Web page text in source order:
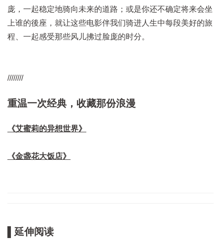
庞，一起稳定地骑向未来的道路；或是你还不确定将来会坐
上谁的後座，就让这些电影伴我们骑进人生中每段美好的旅
程、一起感受那些风儿拂过脸庞的时分。
////////
重温一次经典，收藏那份浪漫
《艾蜜莉的异想世界》
《金盏花大饭店》
▌延伸阅读